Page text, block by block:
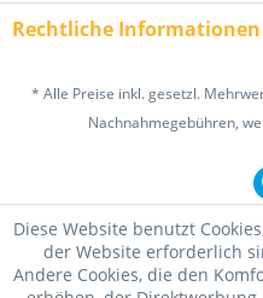
Rechtliche Informationen
* Alle Preise inkl. gesetzl.
Nachnahmegebühren,
Diese Website benutzt
der Website erforderlich
Andere Cookies, die den